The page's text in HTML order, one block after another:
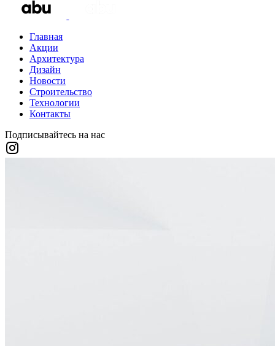
Главная
Акции
Архитектура
Дизайн
Новости
Строительство
Технологии
Контакты
Подписывайтесь на нас